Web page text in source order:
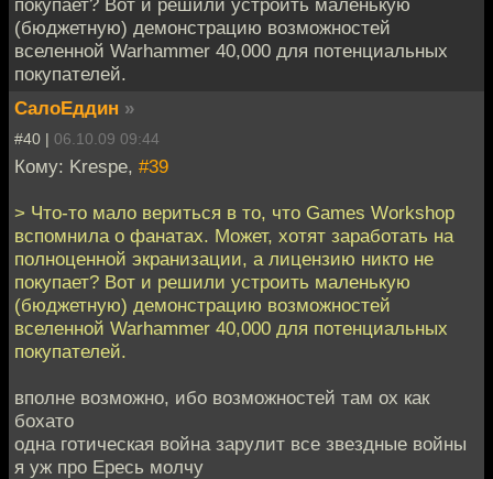
(бюджетную) демонстрацию возможностей
вселенной Warhammer 40,000 для потенциальных
покупателей.
СалоЕддин »
#40 | 06.10.09 09:44
Кому: Krespe, #39
> Что-то мало вериться в то, что Games Workshop
вспомнила о фанатах. Может, хотят заработать на
полноценной экранизации, а лицензию никто не
покупает? Вот и решили устроить маленькую
(бюджетную) демонстрацию возможностей
вселенной Warhammer 40,000 для потенциальных
покупателей.
вполне возможно, ибо возможностей там ох как
бохато
одна готическая война зарулит все звездные войны
я уж про Ересь молчу